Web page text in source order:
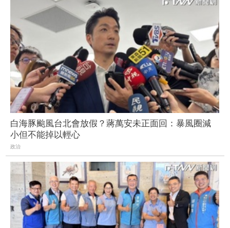
白海豚颱風台北會放假？蔣萬安未正面回：暴風圈減
小但不能掉以輕心
政治